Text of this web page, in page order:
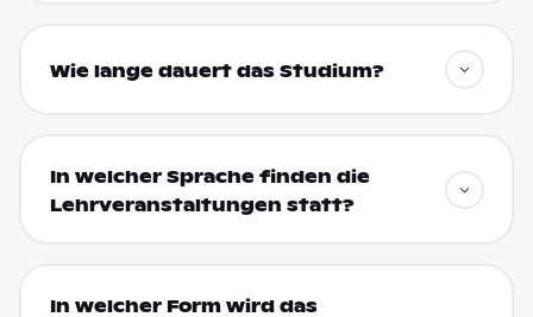
Wie lange dauert das Studium?
In welcher Sprache finden die
Lehrveranstaltungen statt?
In welcher Form wird das